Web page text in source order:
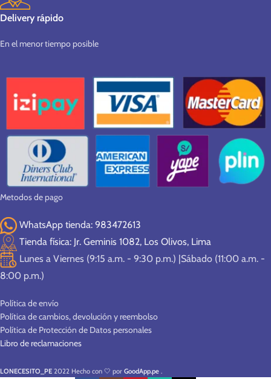
Delivery rápido
En el menor tiempo posible
Metodos de pago
WhatsApp tienda: 983472613
Tienda física: Jr. Geminis 1082, Los Olivos, Lima
Lunes a Viernes (9:15 a.m. - 9:30 p.m.) |Sábado (11:00 a.m. -
8:00 p.m.)
Política de envío
Política de cambios, devolución y reembolso
Política de Protección de Datos personales
Libro de reclamaciones
LONECESITO_PE 2022 Hecho con 🤍 por GoodApp.pe .